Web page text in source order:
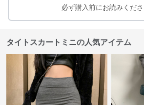
必ず購入前にお読みくださ
タイトスカートミニの人気アイテム